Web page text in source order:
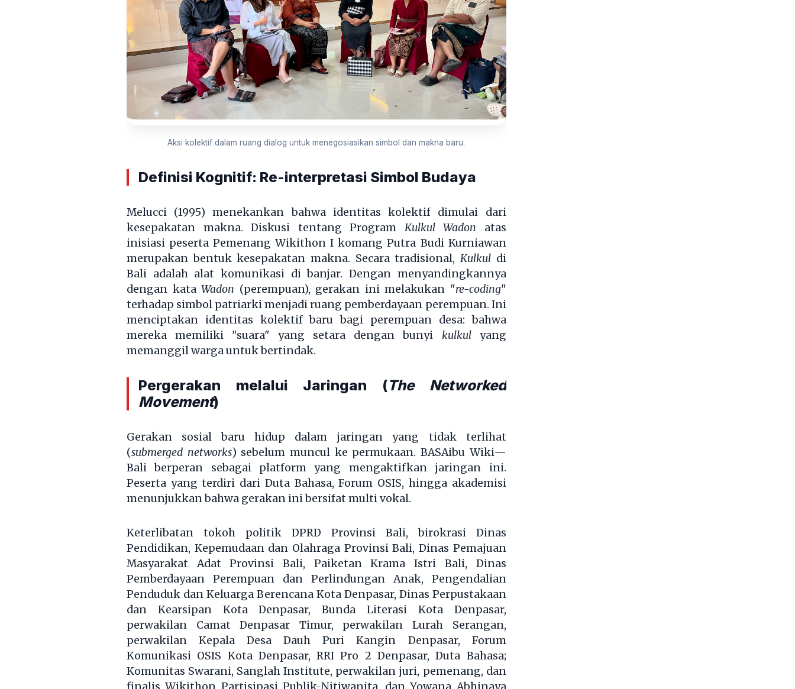
Aksi kolektif dalam ruang dialog untuk menegosiasikan simbol dan makna baru.
Definisi Kognitif: Re-interpretasi Simbol Budaya
Melucci (1995) menekankan bahwa identitas kolektif dimulai dari
kesepakatan makna. Diskusi tentang Program Kulkul Wadon atas
inisiasi peserta Pemenang Wikithon I komang Putra Budi Kurniawan
merupakan bentuk kesepakatan makna. Secara tradisional, Kulkuldi
Bali adalah alat komunikasi di banjar. Dengan menyandingkannya
dengan kataWadon (perempuan), gerakan ini melakukan "re-coding"
terhadap simbol patriarki menjadi ruang pemberdayaan perempuan. Ini
menciptakan identitas kolektif baru bagi perempuan desa: bahwa
mereka memiliki "suara" yang setara dengan bunyi kulkulyang
memanggil warga untuk bertindak.
Pergerakan melalui Jaringan (The Networked
Movement)
Gerakan sosial baru hidup dalam jaringan yang tidak terlihat
(submerged networks) sebelum muncul ke permukaan. BASAibu Wiki—
Bali berperan sebagai platform yang mengaktifkan jaringan ini.
Peserta yang terdiri dari Duta Bahasa, Forum OSIS, hingga akademisi
menunjukkan bahwa gerakan ini bersifat multi vokal.
Keterlibatan tokoh politik DPRD Provinsi Bali, birokrasi Dinas
Pendidikan, Kepemudaan dan Olahraga Provinsi Bali, Dinas Pemajuan
Masyarakat Adat Provinsi Bali, Paiketan Krama Istri Bali, Dinas
Pemberdayaan Perempuan dan Perlindungan Anak, Pengendalian
Penduduk dan Keluarga Berencana Kota Denpasar, Dinas Perpustakaan
dan Kearsipan Kota Denpasar, Bunda Literasi Kota Denpasar,
perwakilan Camat Denpasar Timur, perwakilan Lurah Serangan,
perwakilan Kepala Desa Dauh Puri Kangin Denpasar, Forum
Komunikasi OSIS Kota Denpasar, RRI Pro 2 Denpasar, Duta Bahasa;
Komunitas Swarani, Sanglah Institute, perwakilan juri, pemenang, dan